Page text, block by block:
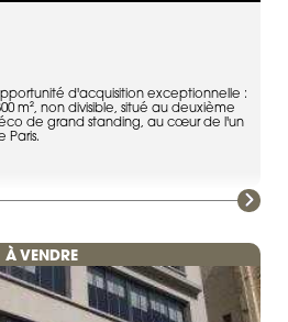
d'acquisition exceptionnelle :
m², non divisible, situé au deuxième
de grand standing, au cœur de l'un
Paris.
À VENDRE